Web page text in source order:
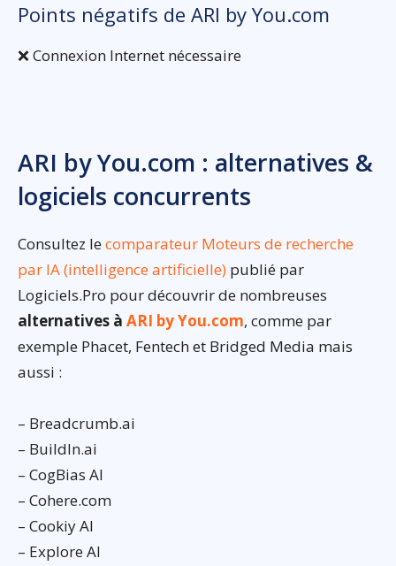
Points négatifs de ARI by You.com
❌ Connexion Internet nécessaire
ARI by You.com : alternatives &
logiciels concurrents
Consultez lecomparateur Moteurs de recherche
par IA (intelligence artificielle) publié par
Logiciels.Pro pour découvrir de nombreuses
alternatives à ARI by You.com, comme par
exemple Phacet, Fentech et Bridged Media mais
aussi :
– Breadcrumb.ai
– BuildIn.ai
– CogBias AI
– Cohere.com
– Cookiy AI
– Explore AI